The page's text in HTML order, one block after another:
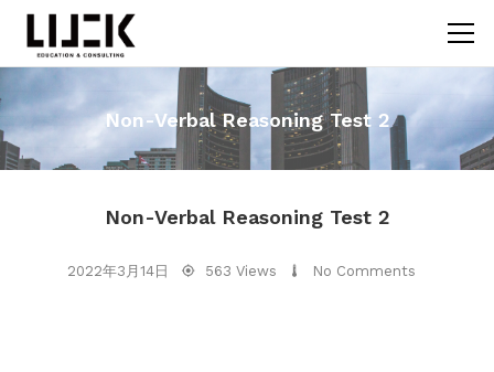
Non-Verbal Reasoning Test 2
Non-Verbal Reasoning Test 2
2022年3月14日 563 Views No Comments